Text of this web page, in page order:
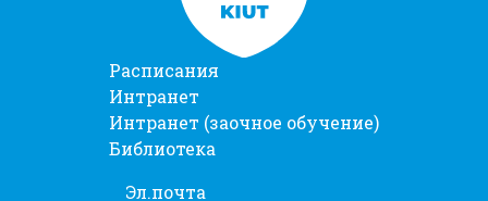
Расписания
Интранет
Интранет (заочное обучение)
Библиотека
Эл.почта